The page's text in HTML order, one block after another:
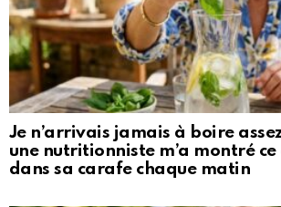
Je n’arrivais jamais à boire
une nutritionniste m’a montré ce
dans sa carafe chaque matin